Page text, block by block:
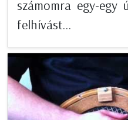
számomra egy-egy
felhívást...